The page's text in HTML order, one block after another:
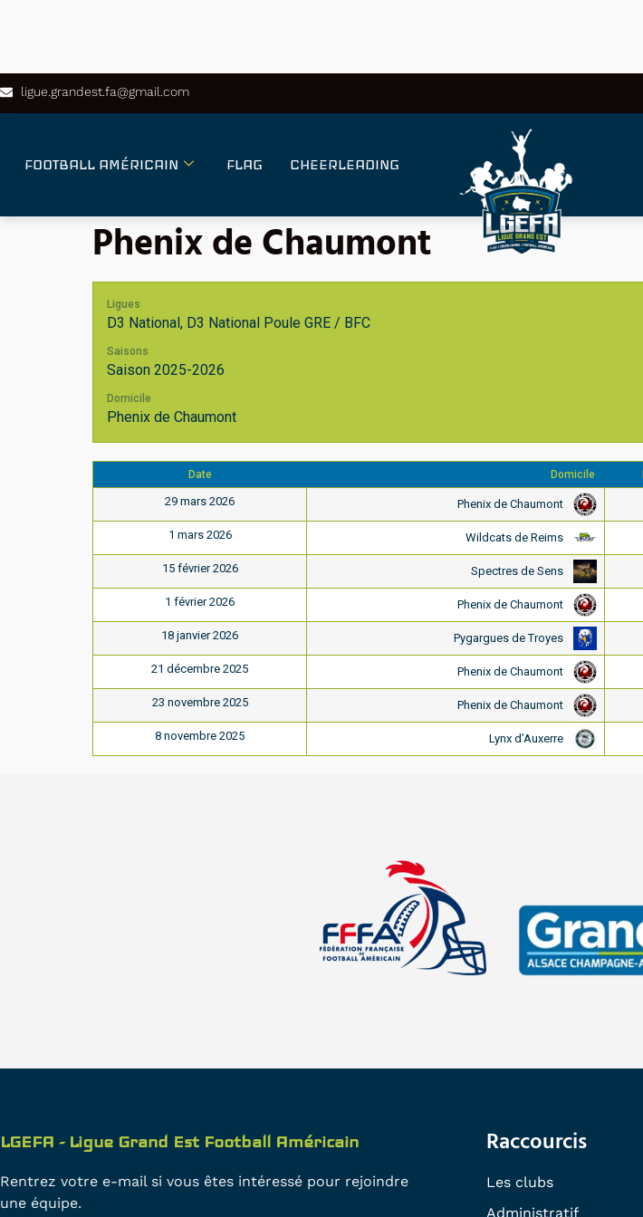
ligue.grandest.fa@gmail.com
FOOTBALL AMÉRICAIN FLAG CHEERLEADING
Phenix de Chaumont
Ligues
D3 National, D3 National Poule GRE / BFC
Saisons
Saison 2025-2026
Domicile
Phenix de Chaumont
Date Domicile
29 mars 2026 Phenix de Chaumont
1 mars 2026 Wildcats de Reims
15 février 2026 Spectres de Sens
1 février 2026 Phenix de Chaumont
18 janvier 2026 Pygargues de Troyes
21 décembre 2025 Phenix de Chaumont
23 novembre 2025 Phenix de Chaumont
8 novembre 2025 Lynx d’Auxerre
LGEFA - Ligue Grand Est Football Américain
Rentrez votre e-mail si vous êtes intéressé pour rejoindre
une équipe.
Raccourcis
Les clubs
Administratif